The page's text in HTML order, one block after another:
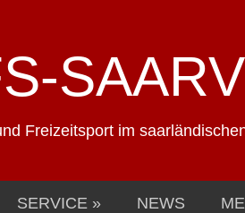
Freizeitsport im
SERVICE NEWS